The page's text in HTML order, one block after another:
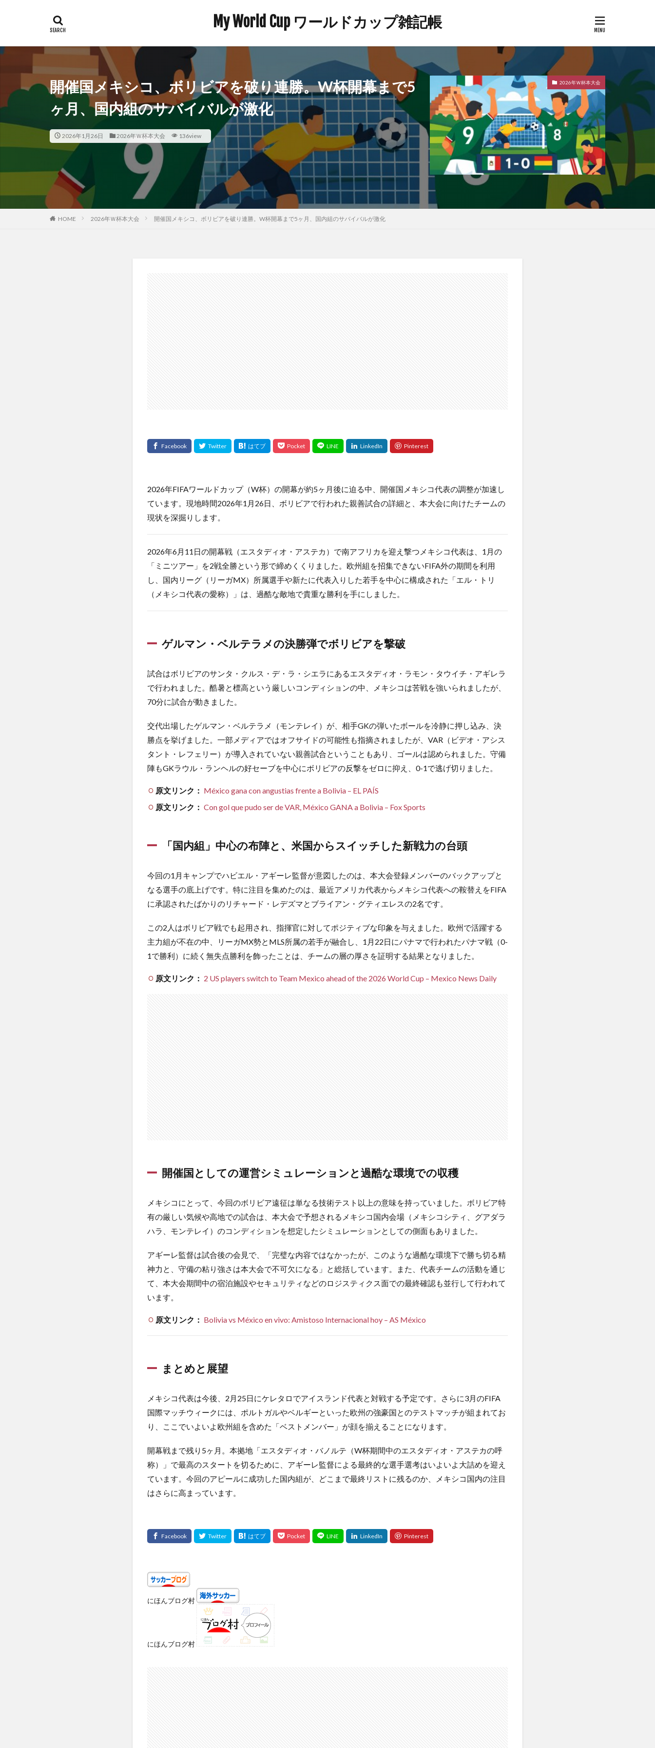
My World Cup ワールドカップ雑記帳
開催国メキシコ、ボリビアを破り連勝。W杯開幕まで5
ヶ月、国内組のサバイバルが激化
2026年1月26日 2026年Ｗ杯本大会 136view
2026年Ｗ杯本大会
HOME 2026年Ｗ杯本大会 開催国メキシコ、ボリビアを破り連勝。W杯開幕まで5ヶ月、国内組のサバイバルが激化
2026年FIFAワールドカップ（W杯）の開幕が約5ヶ月後に迫る中、開催国メキシコ代表の調整が加速し
ています。現地時間2026年1月26日、ボリビアで行われた親善試合の詳細と、本大会に向けたチームの
現状を深掘りします。
2026年6月11日の開幕戦（エスタディオ・アステカ）で南アフリカを迎え撃つメキシコ代表は、1月の
「ミニツアー」を2戦全勝という形で締めくくりました。欧州組を招集できないFIFA外の期間を利用
し、国内リーグ（リーガMX）所属選手や新たに代表入りした若手を中心に構成された「エル・トリ
（メキシコ代表の愛称）」は、過酷な敵地で貴重な勝利を手にしました。
ゲルマン・ベルテラメの決勝弾でボリビアを撃破
試合はボリビアのサンタ・クルス・デ・ラ・シエラにあるエスタディオ・ラモン・タウイチ・アギレラ
で行われました。酷暑と標高という厳しいコンディションの中、メキシコは苦戦を強いられましたが、
70分に試合が動きました。
交代出場したゲルマン・ベルテラメ（モンテレイ）が、相手GKの弾いたボールを冷静に押し込み、決
勝点を挙げました。一部メディアではオフサイドの可能性も指摘されましたが、VAR（ビデオ・アシス
タント・レフェリー）が導入されていない親善試合ということもあり、ゴールは認められました。守備
陣もGKラウル・ランヘルの好セーブを中心にボリビアの反撃をゼロに抑え、0-1で逃げ切りました。
原文リンク： México gana con angustias frente a Bolivia – EL PAÍS
原文リンク： Con gol que pudo ser de VAR, México GANA a Bolivia – Fox Sports
「国内組」中心の布陣と、米国からスイッチした新戦力の台頭
今回の1月キャンプでハビエル・アギーレ監督が意図したのは、本大会登録メンバーのバックアップと
なる選手の底上げです。特に注目を集めたのは、最近アメリカ代表からメキシコ代表への鞍替えをFIFA
に承認されたばかりのリチャード・レデズマとブライアン・グティエレスの2名です。
この2人はボリビア戦でも起用され、指揮官に対してポジティブな印象を与えました。欧州で活躍する
主力組が不在の中、リーガMX勢とMLS所属の若手が融合し、1月22日にパナマで行われたパナマ戦（0-
1で勝利）に続く無失点勝利を飾ったことは、チームの層の厚さを証明する結果となりました。
原文リンク： 2 US players switch to Team Mexico ahead of the 2026 World Cup – Mexico News Daily
開催国としての運営シミュレーションと過酷な環境での収穫
メキシコにとって、今回のボリビア遠征は単なる技術テスト以上の意味を持っていました。ボリビア特
有の厳しい気候や高地での試合は、本大会で予想されるメキシコ国内会場（メキシコシティ、グアダラ
ハラ、モンテレイ）のコンディションを想定したシミュレーションとしての側面もありました。
アギーレ監督は試合後の会見で、「完璧な内容ではなかったが、このような過酷な環境下で勝ち切る精
神力と、守備の粘り強さは本大会で不可欠になる」と総括しています。また、代表チームの活動を通じ
て、本大会期間中の宿泊施設やセキュリティなどのロジスティクス面での最終確認も並行して行われて
います。
原文リンク： Bolivia vs México en vivo: Amistoso Internacional hoy – AS México
まとめと展望
メキシコ代表は今後、2月25日にケレタロでアイスランド代表と対戦する予定です。さらに3月のFIFA
国際マッチウィークには、ポルトガルやベルギーといった欧州の強豪国とのテストマッチが組まれてお
り、ここでいよいよ欧州組を含めた「ベストメンバー」が顔を揃えることになります。
開幕戦まで残り5ヶ月。本拠地「エスタディオ・バノルテ（W杯期間中のエスタディオ・アステカの呼
称）」で最高のスタートを切るために、アギーレ監督による最終的な選手選考はいよいよ大詰めを迎え
ています。今回のアピールに成功した国内組が、どこまで最終リストに残るのか、メキシコ国内の注目
はさらに高まっています。
にほんブログ村
にほんブログ村